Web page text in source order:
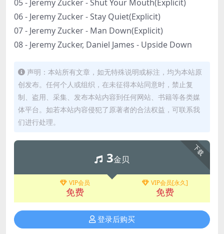
05 - Jeremy Zucker - Shut Your Mouth(Explicit)
06 - Jeremy Zucker - Stay Quiet(Explicit)
07 - Jeremy Zucker - Man Down(Explicit)
08 - Jeremy Zucker, Daniel James - Upside Down
声明：本站所有文章，如无特殊说明或标注，均为本站原
创发布。任何个人或组织，在未征得本站同意时，禁止复
制、盗用、采集、发布本站内容到任何网站、书籍等各类媒
体平台。如若本站内容侵犯了原著者的合法权益，可联系我
们进行处理。
下载
3金贝
VIP会员
免费
VIP会员[永久]
免费
登录后购买